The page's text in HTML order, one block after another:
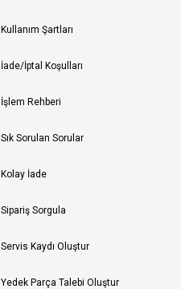
Kullanım Şartları
İade/İptal Koşulları
İşlem Rehberi
Sık Sorulan Sorular
Kolay İade
Sipariş Sorgula
Servis Kaydı Oluştur
Yedek Parça Talebi Oluştur